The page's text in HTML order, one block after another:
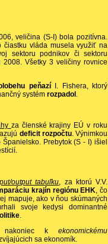
veličina (S-I) bola pozitívna.
čiastku vláda musela využiť na
sektoru podnikov či sektoru
Všetky 3 veličiny rovnice
peňazíI. Fishera, ktorý
systém rozpadol .
za členské krajiny EÚ v roku
deficit rozpočtu. Výnimkou
Prebytok (S - I) išiel
output tabuľku , za ktorú V.V.
krajín regiónu EHK , čo
mapuje, ako v ňou skúmaných
svoje kedysi dominantné
nakoniec kekonomickému
sa ekonomík.